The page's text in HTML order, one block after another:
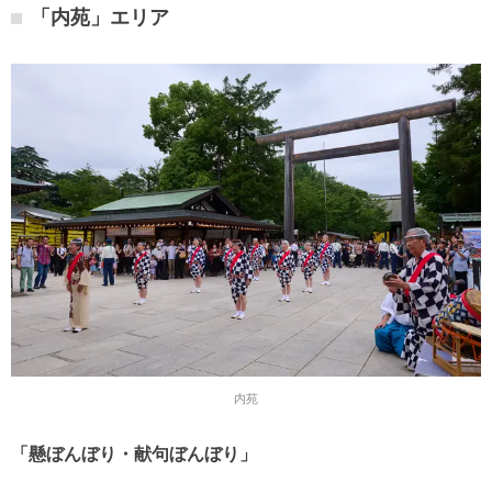
「内苑」エリア
内苑
「懸ぼんぼり・献句ぼんぼり」